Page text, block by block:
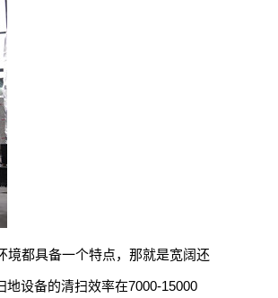
都具备一个特点，那就是宽阔还
设备的清扫效率在7000-15000